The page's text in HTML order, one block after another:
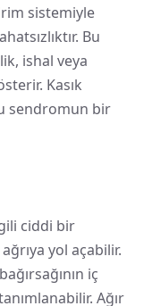
sistemiyle
Bu
ishal veya
Kasık
sendromun bir
ciddi bir
yol açabilir.
iç
Ağır